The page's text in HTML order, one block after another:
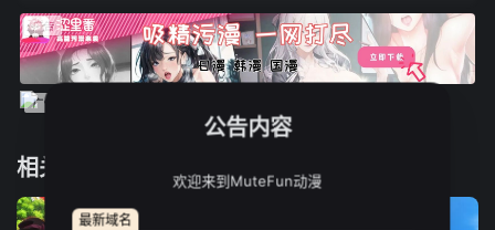
相关推荐
公告内容
欢迎来到MuteFun动漫
最新域名